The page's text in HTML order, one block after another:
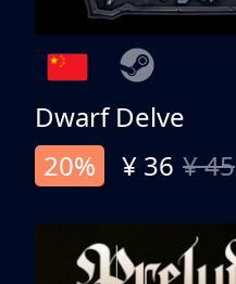
Dwarf Delve
20%
¥ 36 ¥ 45